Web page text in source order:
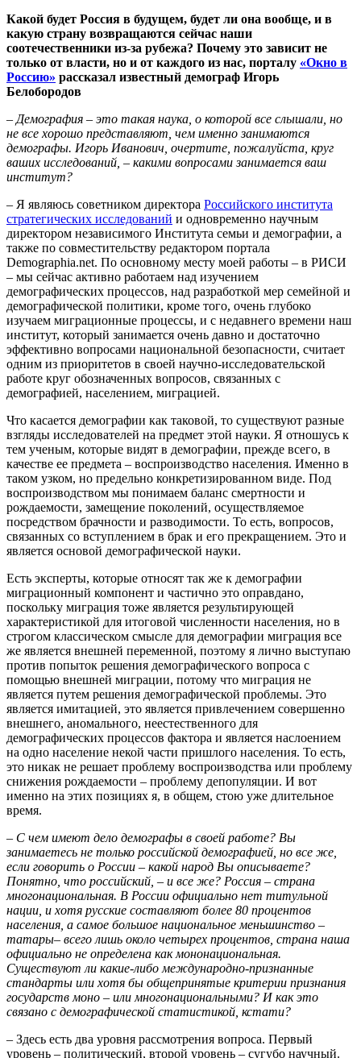
Какой будет Россия в будущем, будет ли она вообще, и в
какую страну возвращаются сейчас наши
соотечественники из-за рубежа? Почему это зависит не
только от власти, но и от каждого из нас, порталу «Окно в
Россию» рассказал известный демограф Игорь
Белобородов
– Демография – это такая наука, о которой все слышали, но
не все хорошо представляют, чем именно занимаются
демографы. Игорь Иванович, очертите, пожалуйста, круг
ваших исследований, – какими вопросами занимается ваш
институт?
– Я являюсь советником директора Российского института
стратегических исследований и одновременно научным
директором независимого Института семьи и демографии, а
также по совместительству редактором портала
Demographia.net. По основному месту моей работы – в РИСИ
– мы сейчас активно работаем над изучением
демографических процессов, над разработкой мер семейной и
демографической политики, кроме того, очень глубоко
изучаем миграционные процессы, и с недавнего времени наш
институт, который занимается очень давно и достаточно
эффективно вопросами национальной безопасности, считает
одним из приоритетов в своей научно-исследовательской
работе круг обозначенных вопросов, связанных с
демографией, населением, миграцией.
Что касается демографии как таковой, то существуют разные
взгляды исследователей на предмет этой науки. Я отношусь к
тем ученым, которые видят в демографии, прежде всего, в
качестве ее предмета – воспроизводство населения. Именно в
таком узком, но предельно конкретизированном виде. Под
воспроизводством мы понимаем баланс смертности и
рождаемости, замещение поколений, осуществляемое
посредством брачности и разводимости. То есть, вопросов,
связанных со вступлением в брак и его прекращением. Это и
является основой демографической науки.
Есть эксперты, которые относят так же к демографии
миграционный компонент и частично это оправдано,
поскольку миграция тоже является результирующей
характеристикой для итоговой численности населения, но в
строгом классическом смысле для демографии миграция все
же является внешней переменной, поэтому я лично выступаю
против попыток решения демографического вопроса с
помощью внешней миграции, потому что миграция не
является путем решения демографической проблемы. Это
является имитацией, это является привлечением совершенно
внешнего, аномального, неестественного для
демографических процессов фактора и является наслоением
на одно население некой части пришлого населения. То есть,
это никак не решает проблему воспроизводства или проблему
снижения рождаемости – проблему депопуляции. И вот
именно на этих позициях я, в общем, стою уже длительное
время.
– С чем имеют дело демографы в своей работе? Вы
занимаетесь не только российской демографией, но все же,
если говорить о России – какой народ Вы описываете?
Понятно, что российский, – и все же? Россия – страна
многонациональная. В России официально нет титульной
нации, и хотя русские составляют более 80 процентов
населения, а самое большое национальное меньшинство –
татары– всего лишь около четырех процентов, страна наша
официально не определена как мононациональная.
Существуют ли какие-либо международно-признанные
стандарты или хотя бы общепринятые критерии признания
государств моно – или многонациональными? И как это
связано с демографической статистикой, кстати?
– Здесь есть два уровня рассмотрения вопроса. Первый
уровень – политический, второй уровень – сугубо научный.